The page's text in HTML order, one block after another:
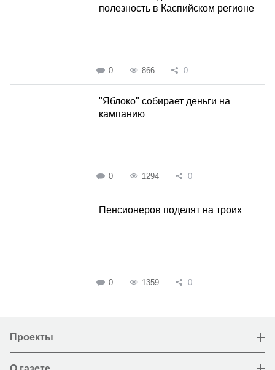
полезность в Каспийском регионе
0 866 0
"Яблоко" собирает деньги на
кампанию
0 1294 0
Пенсионеров поделят на троих
0 1359 0
Проекты